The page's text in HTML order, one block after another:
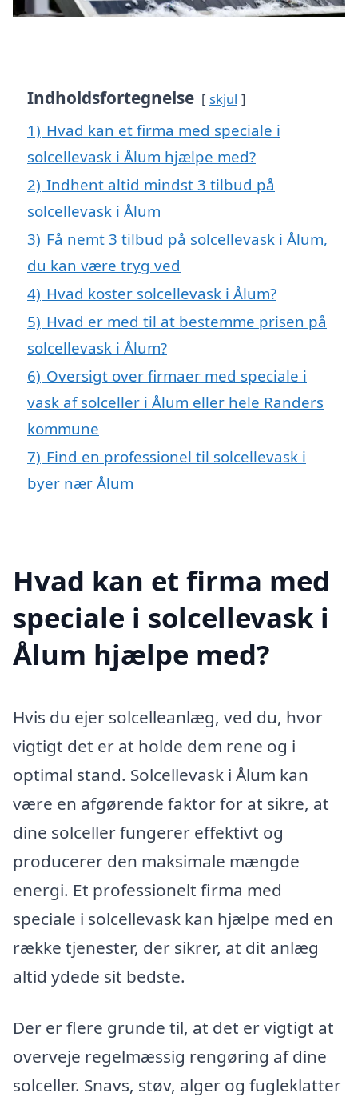
Indholdsfortegnelse skjul
1) Hvad kan et firma med speciale i
solcellevask i Ålum hjælpe med?
2) Indhent altid mindst 3 tilbud på
solcellevask i Ålum
3) Få nemt 3 tilbud på solcellevask i Ålum,
du kan være tryg ved
4) Hvad koster solcellevask i Ålum?
5) Hvad er med til at bestemme prisen på
solcellevask i Ålum?
6) Oversigt over firmaer med speciale i
vask af solceller i Ålum eller hele Randers
kommune
7) Find en professionel til solcellevask i
byer nær Ålum
Hvad kan et firma med
speciale i solcellevask i
Ålum hjælpe med?
Hvis du ejer solcelleanlæg, ved du, hvor
vigtigt det er at holde dem rene og i
optimal stand. Solcellevask i Ålum kan
være en afgørende faktor for at sikre, at
dine solceller fungerer effektivt og
producerer den maksimale mængde
energi. Et professionelt firma med
speciale i solcellevask kan hjælpe med en
række tjenester, der sikrer, at dit anlæg
altid ydede sit bedste.
Der er flere grunde til, at det er vigtigt at
overveje regelmæssig rengøring af dine
solceller. Snavs, støv, alger og fugleklatter